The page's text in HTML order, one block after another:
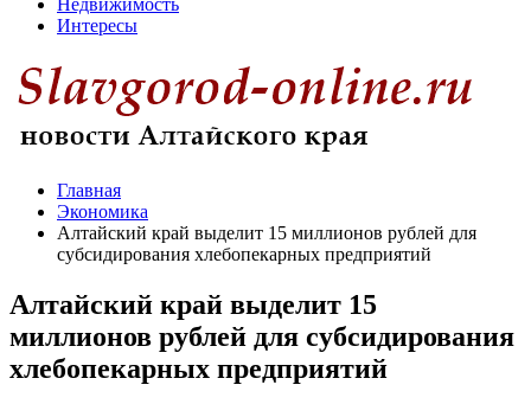
Недвижимость
Интересы
Главная
Экономика
Алтайский край выделит 15 миллионов рублей для
субсидирования хлебопекарных предприятий
Алтайский край выделит 15
миллионов рублей для субсидирования
хлебопекарных предприятий